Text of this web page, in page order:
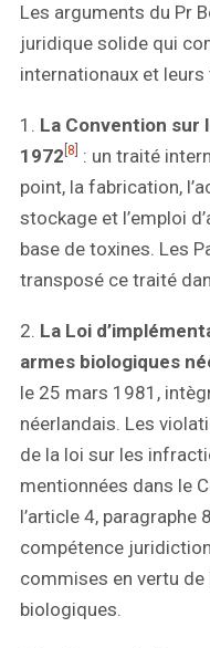
Les arguments du Pr
juridique solide qui
internationaux et
1. La Convention sur
1972 [8]
: un traité
point, la fabrication,
stockage et l’emploi
base de toxines. Les
transposé ce traité
2. La Loi
armes biologiques
le 25 mars 1981,
néerlandais. Les
de la loi sur les
mentionnées dans le
l’article 4, paragraphe
compétence
commises en vertu
biologiques.